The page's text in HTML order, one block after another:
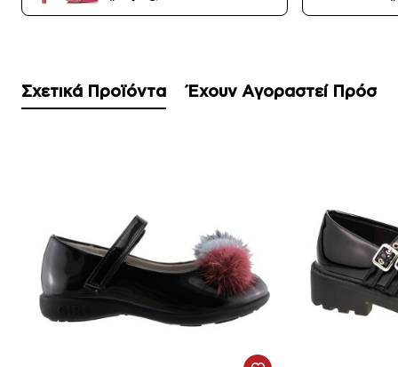
Σχετικά Προϊόντα Έχουν Αγοραστεί